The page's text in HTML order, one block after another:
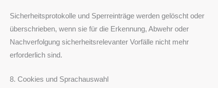
Sicherheitsprotokolle und Sperreinträge werden gelöscht oder
überschrieben, wenn sie für die Erkennung, Abwehr oder
Nachverfolgung sicherheitsrelevanter Vorfälle nicht mehr
erforderlich sind.
8. Cookies und Sprachauswahl